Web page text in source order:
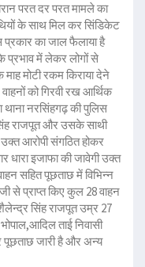
परत दर परत मामले का
के साथ मिल कर सिंडिकेट
प्रकार का जाल फैलाया है
प्रभाव में लेकर लोगों से
मोटी रकम किराया देने
को गिरवी रख आर्थिक
थाना नरसिंहगढ़ की पुलिस
राजपूत और उसके साथी
आरोपी संगठित होकर
इजाफा की जावेगी उक्त
सहित पूछताछ में विभिन्न
से प्राप्त किए कुल 28 वाहन
सिंह राजपूत उम्र 27
भोपाल,आदिल ताई निवासी
पूछताछ जारी है और अन्य